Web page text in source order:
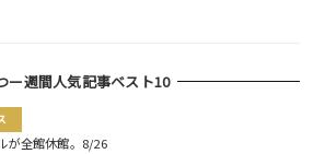
ー週間人気記事ベスト10
が全館休館。8/26